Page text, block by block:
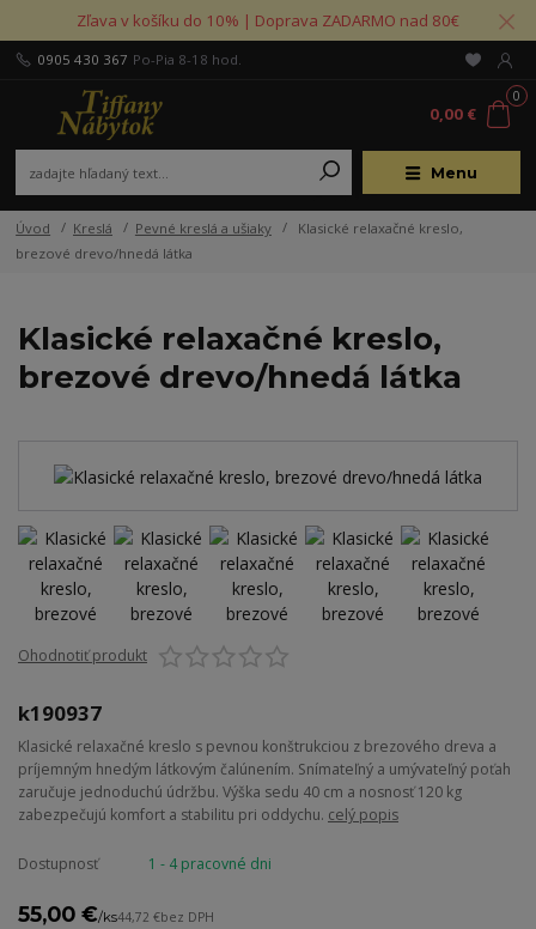
Zľava v košíku do 10% | Doprava ZADARMO nad 80€
Menu
0905 430 367 Po-Pia 8-18 hod.
0
0,00 €
Úvod Kreslá Pevné kreslá a ušiaky
Klasické relaxačné kreslo,
brezové drevo/hnedá látka
Klasické relaxačné kreslo,
brezové drevo/hnedá látka
Ohodnotiť produkt
k190937
Klasické relaxačné kreslo s pevnou konštrukciou z brezového dreva a
príjemným hnedým látkovým čalúnením. Snímateľný a umývateľný poťah
zaručuje jednoduchú údržbu. Výška sedu 40 cm a nosnosť 120 kg
zabezpečujú komfort a stabilitu pri oddychu. celý popis
Dostupnosť 1 - 4 pracovné dni
55,00 €/ks44,72 €bez DPH